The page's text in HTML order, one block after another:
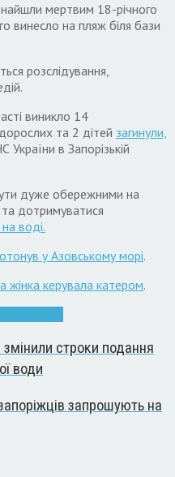
мертвим 18-річного
винесло на пляж біля бази
розслідування,
виникло 14
та 2 дітей загинули,
в Запорізькій
дуже обережними на
та дотримуватися
воді.
у Азовському морі.
жінка керувала катером.
строки подання
води
запрошують на